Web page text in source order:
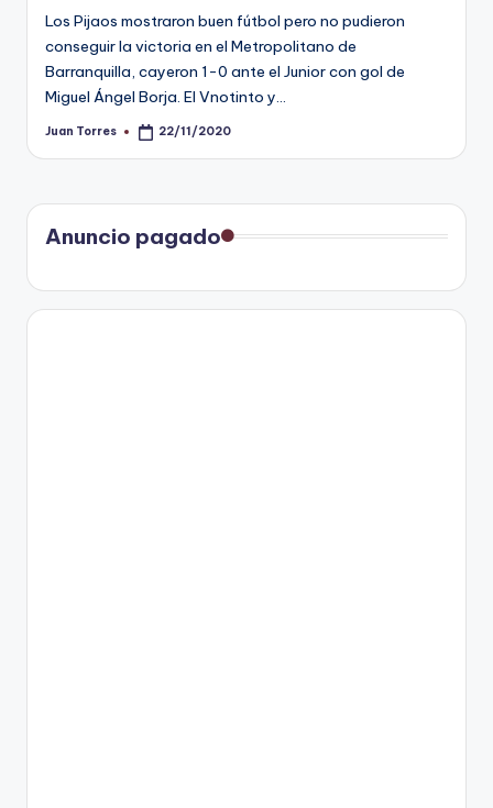
Los Pijaos mostraron buen fútbol pero no pudieron
conseguir la victoria en el Metropolitano de
Barranquilla, cayeron 1-0 ante el Junior con gol de
Miguel Ángel Borja. El Vnotinto y…
Publicado
Juan Torres 22/11/2020
Anuncio pagado